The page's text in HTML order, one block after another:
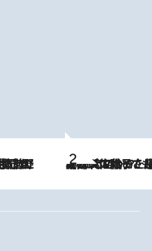
2026.8.5
【阿川佐和子さんの年とる力】なぜ70代で始めた趣味は“こんなに楽しい”のか？ ピアノ、俳句…スランプに陥っても続けられる“ある秘訣”とは